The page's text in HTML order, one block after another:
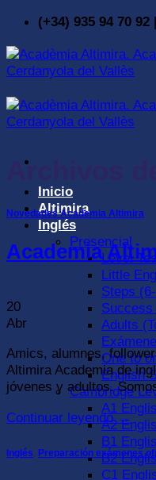
Saltar
contenido
(+34) 935 94 70
Inicio
Altimira
Inglés
Presencial
Level
Little
Steps
Success
Adults
One to
English
Cambridge
A1
A2
B1
B2
C1
Archivos
Novedades Academia Altimira
Academia
20
Abr
Amics, alumnes,
Altimira Academia de
jóvenes y adultos.
Continuar leyendo→
Inglés Preparación exámenes